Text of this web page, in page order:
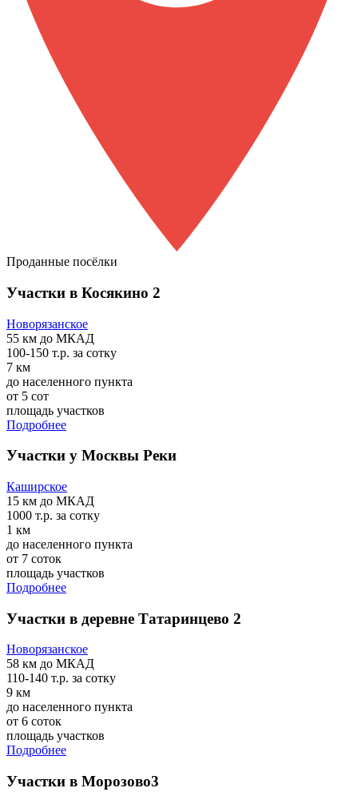
Проданные посёлки
Участки в Косякино 2
Новорязанское
55 км до МКАД
100-150 т.р. за сотку
7 км
до населенного пункта
от 5 сот
площадь участков
Подробнее
Участки у Москвы Реки
Каширское
15 км до МКАД
1000 т.р. за сотку
1 км
до населенного пункта
от 7 соток
площадь участков
Подробнее
Участки в деревне Татаринцево 2
Новорязанское
58 км до МКАД
110-140 т.р. за сотку
9 км
до населенного пункта
от 6 соток
площадь участков
Подробнее
Участки в Морозово3